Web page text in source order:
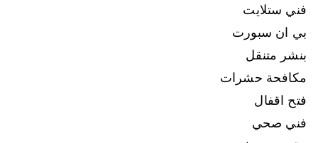
فني ستلايت
بي ان سبورت
بنشر متنقل
مكافحة حشرات
فتح اقفال
فني صحي